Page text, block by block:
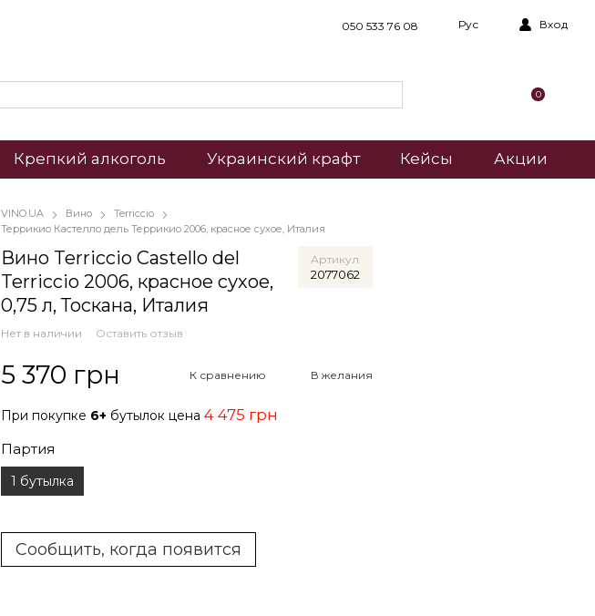
050 533 76 08 Рус Вход
0
Крепкий алкоголь Украинский крафт Кейсы Акции
VINO.UA Вино
Terriccio
Террикио Кастелло дель Террикио 2006, красное сухое, Италия
Вино Terriccio Castello del
Terriccio 2006, красное сухое,
0,75 л, Тоскана, Италия
Артикул
2077062
Нет в наличии Оставить отзыв
5 370 грн К сравнению В желания
При покупке 6+ бутылок цена 4 475 грн
Партия
1 бутылка
Сообщить, когда появится